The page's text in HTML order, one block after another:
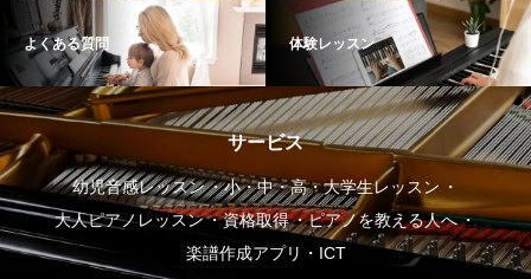
よくある質問 体験レッスン
サービス
幼児音感レッスン
小・中・高・大学生レッスン
大人ピアノレッスン
資格取得
ピアノを教える人へ
楽譜作成アプリ・ICT